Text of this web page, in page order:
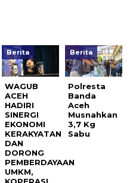
Berita
WAGUB
ACEH
HADIRI
SINERGI
EKONOMI
KERAKYATAN
DAN
DORONG
PEMBERDAYAAN
UMKM,
Berita
Polresta
Banda
Aceh
Musnahkan
3,7 Kg
Sabu